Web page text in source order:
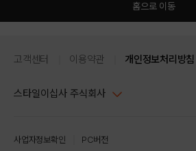
홈으로 이동
고객센터 이용약관 개인정보처리방침
스타일이십사 주식회사
주소 : 서울시 강남구 논현로 633, 6층 (논현동, 한세엠케이빌
사업자정보확인 PC버전